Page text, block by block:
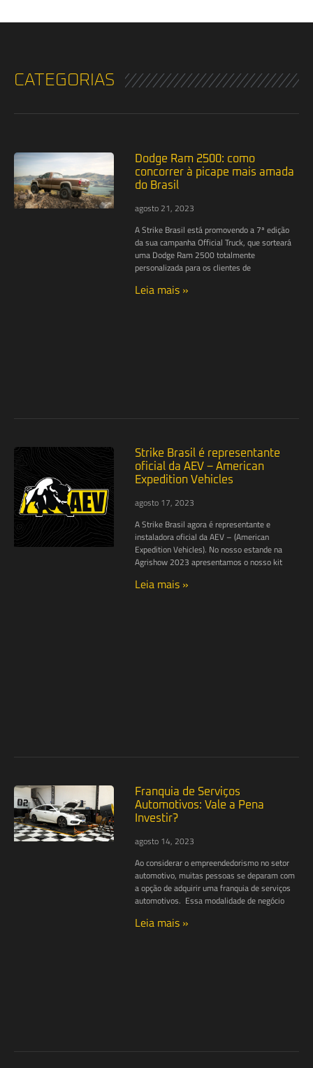
CATEGORIAS
Dodge Ram 2500: como
concorrer à picape mais amada
do Brasil
agosto 21, 2023
A Strike Brasil está promovendo a 7ª edição
da sua campanha Official Truck, que sorteará
uma Dodge Ram 2500 totalmente
personalizada para os clientes de
Leia mais »
Strike Brasil é representante
oficial da AEV – American
Expedition Vehicles
agosto 17, 2023
A Strike Brasil agora é representante e
instaladora oficial da AEV – (American
Expedition Vehicles). No nosso estande na
Agrishow 2023 apresentamos o nosso kit
Leia mais »
Franquia de Serviços
Automotivos: Vale a Pena
Investir?
agosto 14, 2023
Ao considerar o empreendedorismo no setor
automotivo, muitas pessoas se deparam com
a opção de adquirir uma franquia de serviços
automotivos. Essa modalidade de negócio
Leia mais »